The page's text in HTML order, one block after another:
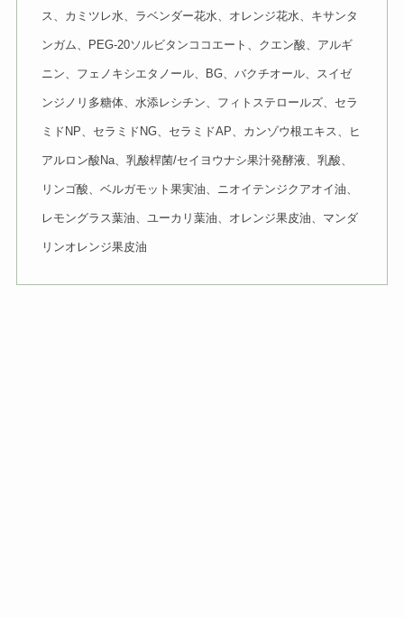
ス、カミツレ水、ラベンダー花水、オレンジ花水、キサンタ
ンガム、PEG-20ソルビタンココエート、クエン酸、アルギ
ニン、フェノキシエタノール、BG、バクチオール、スイゼ
ンジノリ多糖体、水添レシチン、フィトステロールズ、セラ
ミドNP、セラミドNG、セラミドAP、カンゾウ根エキス、ヒ
アルロン酸Na、乳酸桿菌/セイヨウナシ果汁発酵液、乳酸、
リンゴ酸、ベルガモット果実油、ニオイテンジクアオイ油、
レモングラス葉油、ユーカリ葉油、オレンジ果皮油、マンダ
リンオレンジ果皮油